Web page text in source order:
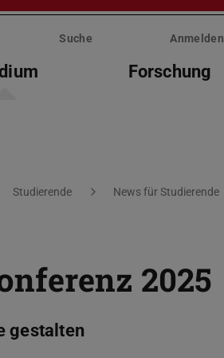
Suche Anmelden
Forschung
Studierende News für Studierende
2025
gestalten